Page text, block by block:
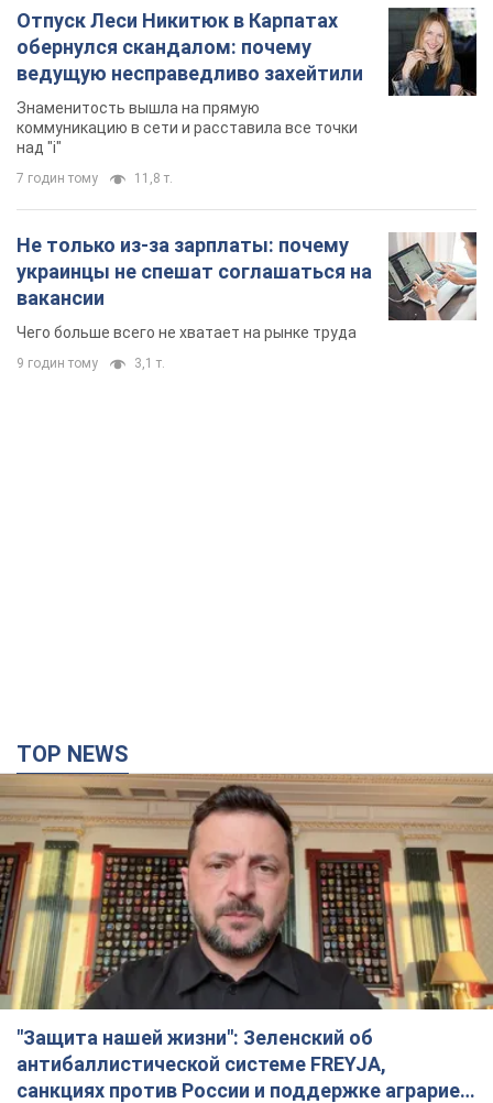
Отпуск Леси Никитюк в Карпатах
обернулся скандалом: почему
ведущую несправедливо захейтили
Знаменитость вышла на прямую
коммуникацию в сети и расставила все точки
над "i"
7 годин тому 11,8 т.
Не только из-за зарплаты: почему
украинцы не спешат соглашаться на
вакансии
Чего больше всего не хватает на рынке труда
9 годин тому 3,1 т.
TOP NEWS
"Защита нашей жизни": Зеленский об
антибаллистической системе FREYJA,
санкциях против России и поддержке аграриев.